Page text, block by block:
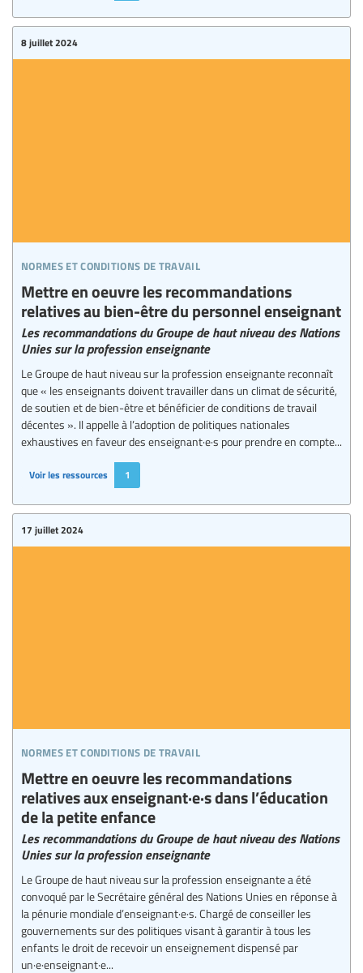
normes et conditions de travail
Mettre en oeuvre les recommandations
relatives au bien-être du personnel enseignant
Les recommandations du Groupe de haut niveau des Nations
Unies sur la profession enseignante
8 juillet 2024
Le Groupe de haut niveau sur la profession enseignante reconnaît
que « les enseignants doivent travailler dans un climat de sécurité,
de soutien et de bien-être et bénéficier de conditions de travail
décentes ». Il appelle à l’adoption de politiques nationales
exhaustives en faveur des enseignant·e·s pour prendre en compte...
Voir les ressources 1
normes et conditions de travail
Mettre en oeuvre les recommandations
relatives aux enseignant·e·s dans l’éducation
de la petite enfance
Les recommandations du Groupe de haut niveau des Nations
Unies sur la profession enseignante
17 juillet 2024
Le Groupe de haut niveau sur la profession enseignante a été
convoqué par le Secrétaire général des Nations Unies en réponse à
la pénurie mondiale d’enseignant·e·s. Chargé de conseiller les
gouvernements sur des politiques visant à garantir à tous les
enfants le droit de recevoir un enseignement dispensé par
un·e·enseignant·e...